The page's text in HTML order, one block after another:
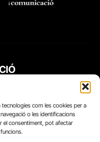
tecnologies com les cookies per a
o les identificacions
el consentiment, pot afectar